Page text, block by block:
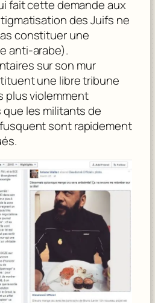
fait cette demande aux
des Juifs ne
constituer une
anti-arabe).
sur son mur
une libre tribune
plus violemment
les militants de
sont rapidement